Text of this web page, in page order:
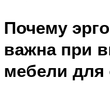
Почему
важна при
мебели для